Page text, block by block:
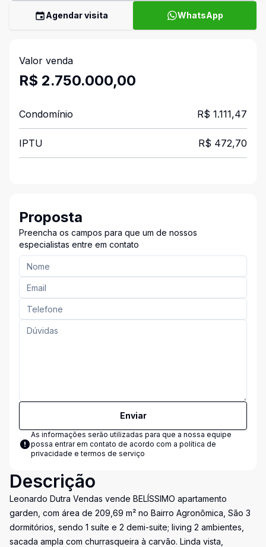
Agendar visita WhatsApp
Valor venda
R$ 2.750.000,00
Condomínio R$ 1.111,47
IPTU R$ 472,70
Proposta
Preencha os campos para que um de nossos
especialistas entre em contato
Enviar
As informações serão utilizadas para que a nossa equipe
possa entrar em contato de acordo com a política de
privacidade e termos de serviço
Descrição
Leonardo Dutra Vendas vende BELÍSSIMO apartamento
garden, com área de 209,69 m² no Bairro Agronômica, São 3
dormitórios, sendo 1 suíte e 2 demi-suite; living 2 ambientes,
sacada ampla com churrasqueira à carvão. Linda vista,